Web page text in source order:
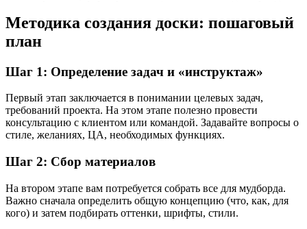
Методика создания доски: пошаговый
план
Шаг 1: Определение задач и «инструктаж»
Первый этап заключается в понимании целевых задач,
требований проекта. На этом этапе полезно провести
консультацию с клиентом или командой. Задавайте вопросы о
стиле, желаниях, ЦА, необходимых функциях.
Шаг 2: Сбор материалов
На втором этапе вам потребуется собрать все для мудборда.
Важно сначала определить общую концепцию (что, как, для
кого) и затем подбирать оттенки, шрифты, стили.